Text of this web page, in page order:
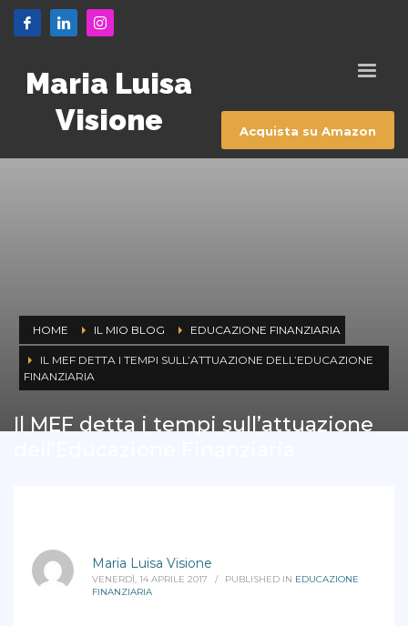
Maria Luisa
Visione
Acquista su Amazon
HOME IL MIO BLOG EDUCAZIONE FINANZIARIA
IL MEF DETTA I TEMPI SULL’ATTUAZIONE DELL’EDUCAZIONE
FINANZIARIA
Il MEF detta i tempi sull’attuazione
Maria Luisa Visione
VENERDÌ, 14 APRILE 2017 / PUBLISHED IN EDUCAZIONE
FINANZIARIA